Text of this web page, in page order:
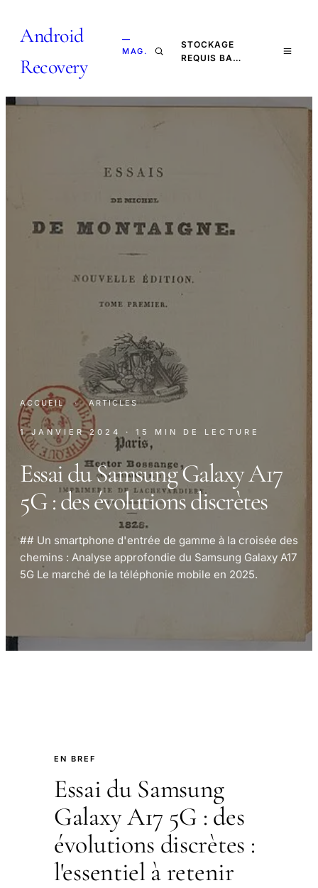
Android
Recovery
—
MAG.
STOCKAGE
REQUIS BA…
ACCUEIL · ARTICLES
1 JANVIER 2024 · 15 MIN DE LECTURE
Essai du Samsung Galaxy A17
5G : des évolutions discrètes
## Un smartphone d'entrée de gamme à la croisée des
chemins : Analyse approfondie du Samsung Galaxy A17
5G Le marché de la téléphonie mobile en 2025.
EN BREF
Essai du Samsung
Galaxy A17 5G : des
évolutions discrètes :
l'essentiel à retenir